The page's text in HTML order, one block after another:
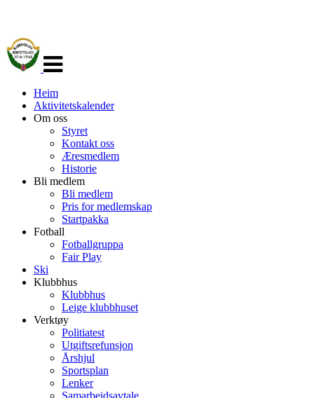
navigasjon
Heim
Aktivitetskalender
Om oss
Styret
Kontakt oss
Æresmedlem
Historie
Bli medlem
Bli medlem
Pris for medlemskap
Startpakka
Fotball
Fotballgruppa
Fair Play
Ski
Klubbhus
Klubbhus
Leige klubbhuset
Verktøy
Politiatest
Utgiftsrefunsjon
Årshjul
Sportsplan
Lenker
Samarbeidsavtale